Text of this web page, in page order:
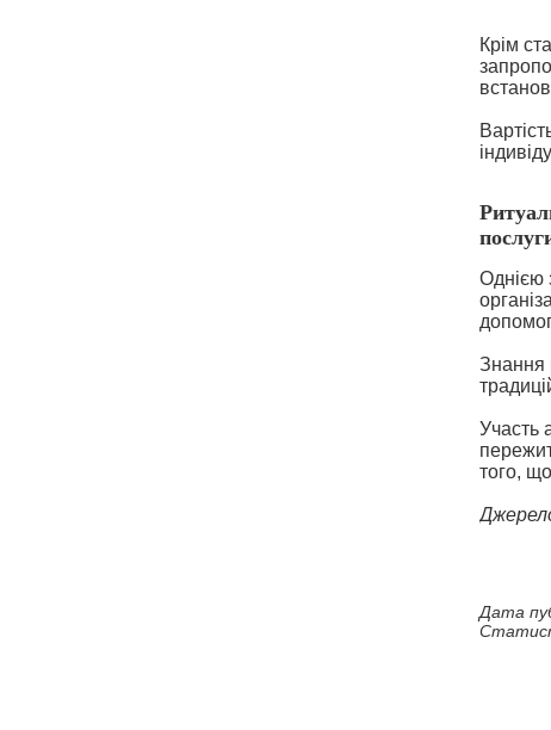
Крім
Однією
Знання
Участь
того,
Дата